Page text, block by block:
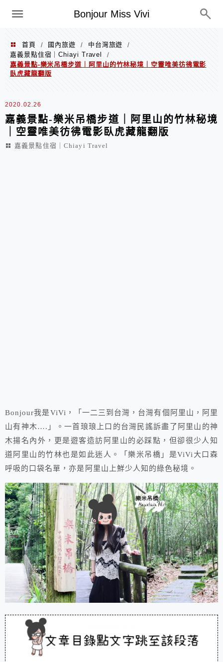
Bonjour Miss Vivi
選單
首頁 / 國內旅遊 / 中台灣旅遊
/
嘉義景點住宿｜Chiayi Travel
/
嘉義景點-樂米吊橋步道｜阿里山的竹林秘境｜空靈唯美彷彿電影
臥虎藏龍翻版
2020.02.26
嘉義景點-樂米吊橋步道｜阿里山的竹林秘境
｜空靈唯美彷彿電影臥虎藏龍翻版
嘉義景點住宿｜Chiayi Travel
Bonjour我是ViVi，「一二三到台灣，台灣有個阿里山，阿里
山有神木….」。一首琅琅上口的台灣民謠訴盡了阿里山的神
木揚名內外，更是遊客造訪阿里山的必踩點，但卻很少人知
道阿里山的竹林也是如此迷人。「樂米吊橋」是ViVi大口森
呼吸的口袋名單，亦是阿里山上鮮少人知的綠色秘境。